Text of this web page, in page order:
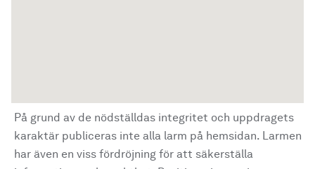
På grund av de nödställdas integritet och uppdragets
karaktär publiceras inte alla larm på hemsidan. Larmen
har även en viss fördröjning för att säkerställa